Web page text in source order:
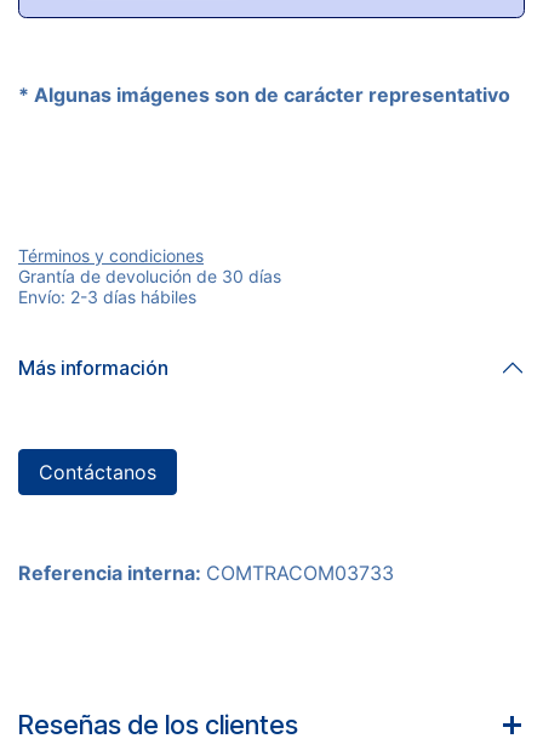
* Algunas imágenes son de carácter representativo
Términos y condiciones
Grantía de devolución de 30 días
Envío: 2-3 días hábiles
Más información
Contáctanos
Referencia interna: COMTRACOM03733
Reseñas de los clientes